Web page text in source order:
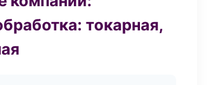
токарная,